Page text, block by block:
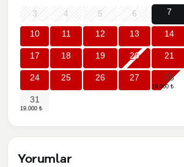
3
4 5 6 7
10 11 12 13 14
17 18 19 20 21
24 25 26 27 28
31
Yorumlar